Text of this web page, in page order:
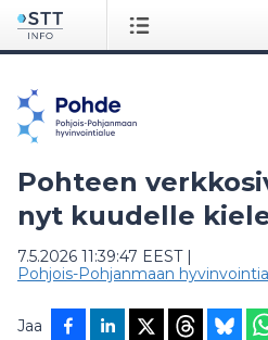
Pohteen
nyt kuudelle
7.5.2026 11:39:47 EEST|
Pohjois-Pohjanmaan
Jaa